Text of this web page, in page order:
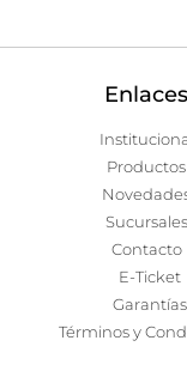
Enlaces
Productos
Sucursales
Contacto
E-Ticket
Garantías
Términos y